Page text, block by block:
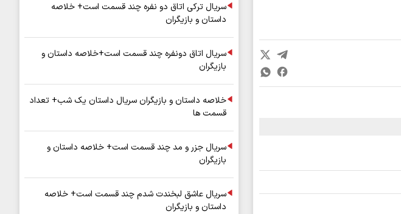
سریال ترکی اتاق دو نفره چند قسمت است+ خلاصه
داستان و بازیگران
سریال اتاق دونفره چند قسمت است+خلاصه داستان و
بازیگران
خلاصه داستان و بازیگران سریال داستان یک شب+ تعداد
قسمت ها
سریال جزر و مد چند قسمت است+ خلاصه داستان و
بازیگران
سریال عاشق لبخندت شدم چند قسمت است+ خلاصه
داستان و بازیگران